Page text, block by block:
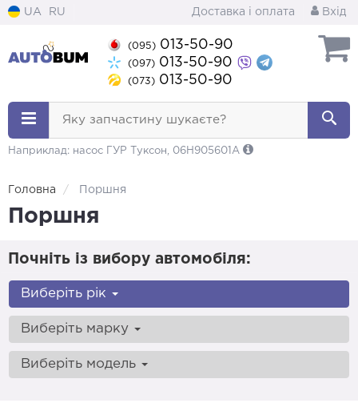
UA RU Доставка і оплата Вхід
(095) 013-50-90
(097) 013-50-90
(073) 013-50-90
Яку запчастину шукаєте?
Наприклад: насос ГУР Туксон, 06H905601A
Головна Поршня
Поршня
Почніть із вибору автомобіля:
Виберіть рік
Виберіть марку
Виберіть модель